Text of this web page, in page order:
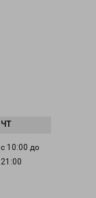
с 10:00 до
21:00